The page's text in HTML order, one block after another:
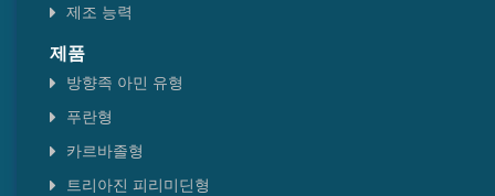
제조 능력
제품
방향족 아민 유형
푸란형
카르바졸형
트리아진 피리미딘형